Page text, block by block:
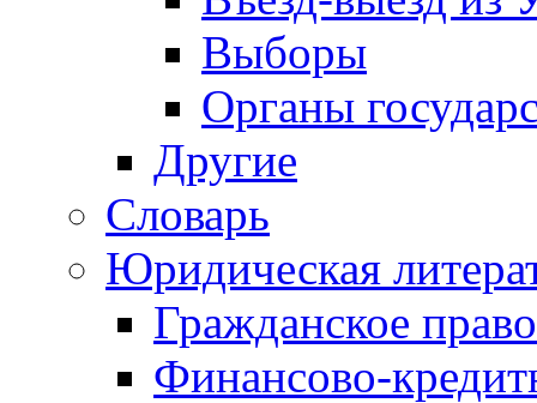
Выборы
Органы
Другие
Словарь
Юридическая
Гражданское право
Финансово-